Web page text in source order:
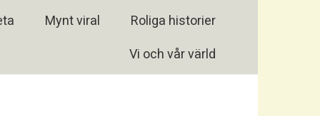
Mynt viral Roliga historier
Vi och vår värld